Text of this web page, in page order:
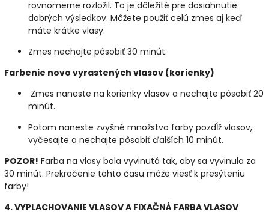
rovnomerne rozložil. To je dôležité pre dosiahnutie
dobrých výsledkov. Môžete použiť celú zmes aj keď
máte krátke vlasy.
Zmes nechajte pôsobiť 30 minút.
Farbenie novo vyrastených vlasov (korienky)
Zmes naneste na korienky vlasov a nechajte pôsobiť 20
minút.
Potom naneste zvyšné množstvo farby pozdĺž vlasov,
vyčesajte a nechajte pôsobiť ďalších 10 minút.
POZOR! Farba na vlasy bola vyvinutá tak, aby sa vyvinula za
30 minút. Prekročenie tohto času môže viesť k presýteniu
farby!
4. VYPLACHOVANIE VLASOV A FIXAČNÁ FARBA VLASOV